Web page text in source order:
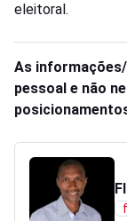
eleitoral.
As
pessoal e não